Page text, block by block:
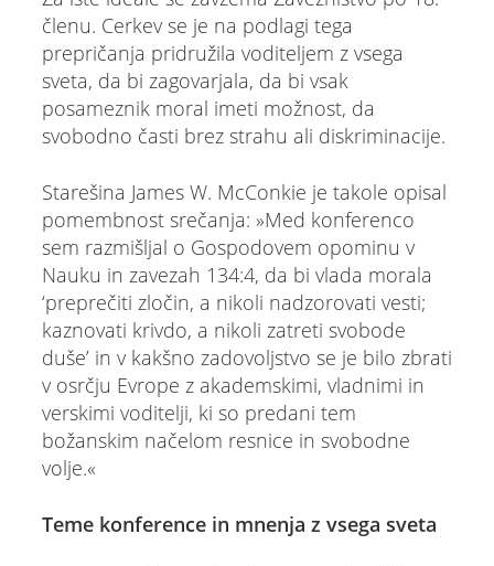
členu. Cerkev se je na podlagi tega
prepričanja pridružila voditeljem z vsega
sveta, da bi zagovarjala, da bi vsak
posameznik moral imeti možnost, da
svobodno časti brez strahu ali diskriminacije.
Starešina James W. McConkie je takole opisal
pomembnost srečanja: »Med konferenco
sem razmišljal o Gospodovem opominu v
Nauku in zavezah 134:4, da bi vlada morala
‘preprečiti zločin, a nikoli nadzorovati vesti;
kaznovati krivdo, a nikoli zatreti svobode
duše’ in v kakšno zadovoljstvo se je bilo zbrati
v osrčju Evrope z akademskimi, vladnimi in
verskimi voditelji, ki so predani tem
božanskim načelom resnice in svobodne
volje.«
Teme konference in mnenja z vsega sveta